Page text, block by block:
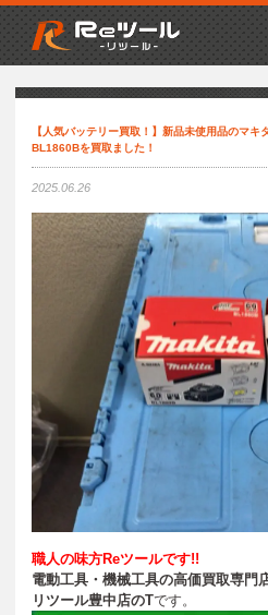
【人気バッテリー買取！】新品未使用品のマキ
BL1860Bを買取ました！
2025.06.26
職人の味方Reツールです!!
電動工具・機械工具の高価買取専門
リツール豊中店のTです。